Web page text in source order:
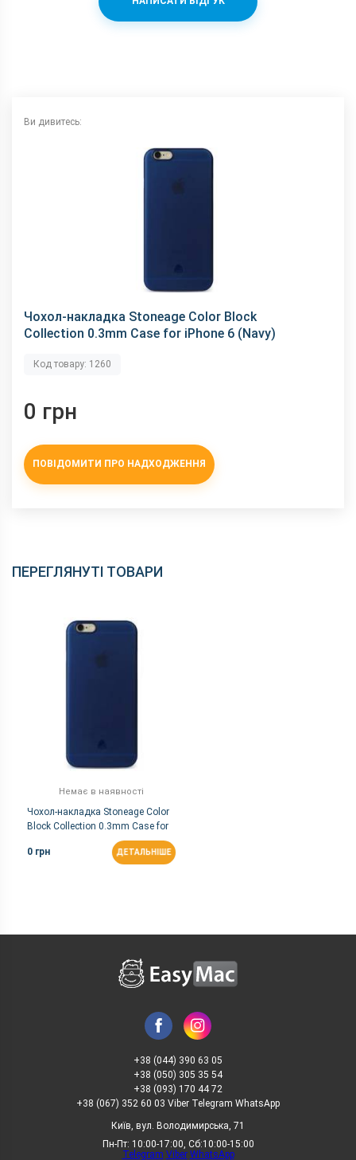
Ви дивитесь:
Чохол-накладка Stoneage Color Block
Collection 0.3mm Case for iPhone 6 (Navy)
Код товару: 1260
0 грн
ПОВІДОМИТИ ПРО НАДХОДЖЕННЯ
ПЕРЕГЛЯНУТІ ТОВАРИ
Немає в наявності
Чохол-накладка Stoneage Color
Block Collection 0.3mm Case for
0 грн
ДЕТАЛЬНІШЕ
+38 (044) 390 63 05
+38 (050) 305 35 54
+38 (093) 170 44 72
+38 (067) 352 60 03 Viber Telegram WhatsApp
Київ, вул. Володимирська, 71
Пн-Пт: 10:00-17:00, Сб:10:00-15:00
Telegram Viber WhatsApp